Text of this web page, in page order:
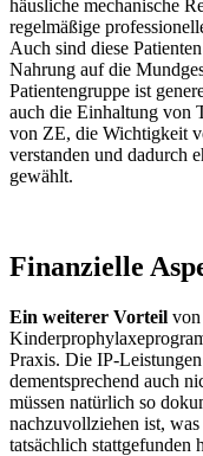
häusliche mechanische
regelmäßige
Auch sind diese
Nahrung auf die
Patientengruppe ist
auch die Einhaltung von
von ZE, die Wichtigkeit
verstanden und dadurch
gewählt.
Finanzielle
Ein weiterer Vorteil von
Praxis. Die IP-
dementsprechend auch
müssen natürlich so
nachzuvollziehen ist, was
tatsächlich stattgefunden